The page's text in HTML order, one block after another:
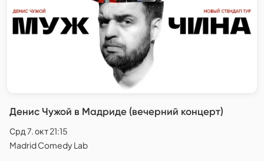
Денис Чужой в Мадриде (вечерний концерт)
Срд 7. окт 21:15
Madrid Comedy Lab